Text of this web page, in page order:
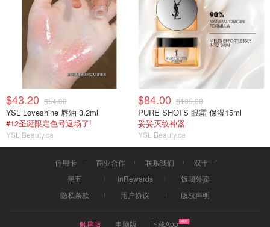
$43.20 $54.00
YSL Loveshine 唇油 3.2ml
#12圣诞限定色号返场了!
YSL Beauty.ca
$84.00 $105.00
PURE SHOTS 眼霜 保湿15ml
妥妥灭纹神器
YSL Beauty.ca
信用卡 商业合作 联系我们
双十一
黑五
InRewards
饭团外卖
隐私条款
用户协议 版权声明
触屏版 电脑版 下载App